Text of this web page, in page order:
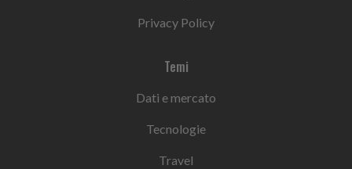
Privacy Policy
Temi
Dati e mercato
Tecnologie
Travel